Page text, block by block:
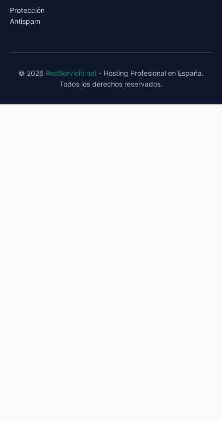
Protección
Antispam
© 2026 RedServicio.net - Hosting Profesional en España.
Todos los derechos reservados.